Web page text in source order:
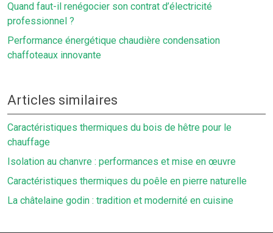
Quand faut-il renégocier son contrat d’électricité
professionnel ?
Performance énergétique chaudière condensation
chaffoteaux innovante
Articles similaires
Caractéristiques thermiques du bois de hêtre pour le
chauffage
Isolation au chanvre : performances et mise en œuvre
Caractéristiques thermiques du poêle en pierre naturelle
La châtelaine godin : tradition et modernité en cuisine